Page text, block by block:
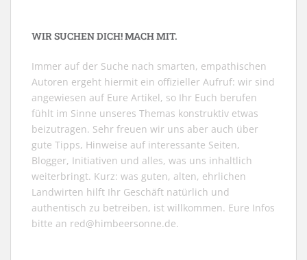
WIR SUCHEN DICH! MACH MIT.
Immer auf der Suche nach smarten, empathischen
Autoren ergeht hiermit ein offizieller Aufruf: wir sind
angewiesen auf Eure Artikel, so Ihr Euch berufen
fühlt im Sinne unseres Themas konstruktiv etwas
beizutragen. Sehr freuen wir uns aber auch über
gute Tipps, Hinweise auf interessante Seiten,
Blogger, Initiativen und alles, was uns inhaltlich
weiterbringt. Kurz: was guten, alten, ehrlichen
Landwirten hilft Ihr Geschäft natürlich und
authentisch zu betreiben, ist willkommen. Eure Infos
bitte an red@himbeersonne.de.